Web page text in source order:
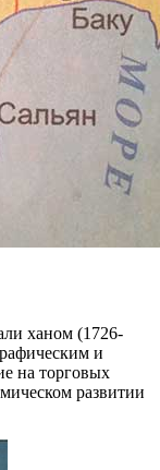
ханом (1726-
и
на торговых
развитии